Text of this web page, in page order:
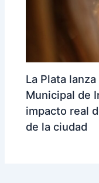
La Plata
Municipal de
impacto real
de la ciudad